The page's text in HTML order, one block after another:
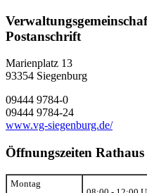
Postanschrift
Marienplatz 13
93354 Siegenburg
09444 9784-0
09444 9784-24
www.vg-siegenburg.de/
Öffnungszeiten Rathaus
Montag